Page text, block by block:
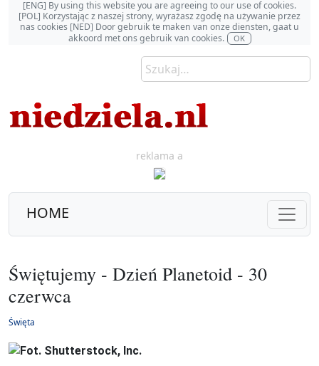
[ENG] By using this website you are agreeing to our use of cookies.
[POL] Korzystając z naszej strony, wyrażasz zgodę na używanie przez
nas cookies [NED] Door gebruik te maken van onze diensten, gaat u
akkoord met ons gebruik van cookies.
OK
reklama a
HOME
Świętujemy - Dzień Planetoid - 30
czerwca
Święta